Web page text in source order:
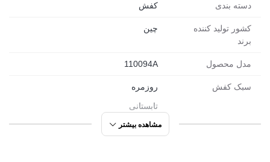
دسته بندی کفش
کشور تولید کننده
برند
چین
مدل محصول 110094A
سبک کفش
روزمره
تابستانی
ورزشی
مشاهده بیشتر